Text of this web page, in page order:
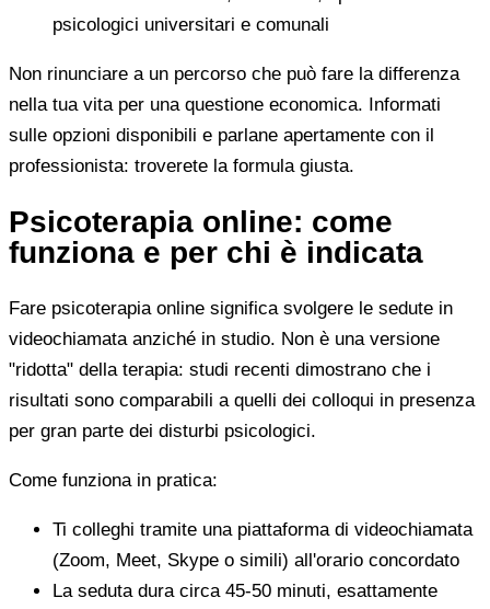
psicologici universitari e comunali
Non rinunciare a un percorso che può fare la differenza
nella tua vita per una questione economica. Informati
sulle opzioni disponibili e parlane apertamente con il
professionista: troverete la formula giusta.
Psicoterapia online: come
funziona e per chi è indicata
Fare psicoterapia online significa svolgere le sedute in
videochiamata anziché in studio. Non è una versione
"ridotta" della terapia: studi recenti dimostrano che i
risultati sono comparabili a quelli dei colloqui in presenza
per gran parte dei disturbi psicologici.
Come funziona in pratica:
Ti colleghi tramite una piattaforma di videochiamata
(Zoom, Meet, Skype o simili) all'orario concordato
La seduta dura circa 45-50 minuti, esattamente